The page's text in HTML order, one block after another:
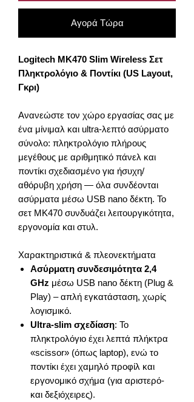
Αγορά Τώρα
Logitech MK470 Slim Wireless Σετ
Πληκτρολόγιο & Ποντίκι (US Layout,
Γκρι)
Ανανεώστε τον χώρο εργασίας σας με
ένα μίνιμαλ και ultra-λεπτό ασύρματο
σύνολο: πληκτρολόγιο πλήρους
μεγέθους με αριθμητικό πάνελ και
ποντίκι σχεδιασμένο για ήσυχη/
αθόρυβη χρήση — όλα συνδέονται
ασύρματα μέσω USB nano δέκτη. Το
σετ MK470 συνδυάζει λειτουργικότητα,
εργονομία και στυλ.
Χαρακτηριστικά & πλεονεκτήματα
Ασύρματη συνδεσιμότητα 2,4
GHz μέσω USB nano δέκτη (Plug &
Play) – απλή εγκατάσταση, χωρίς
λογισμικό.
Ultra-slim σχεδίαση: Το
πληκτρολόγιο έχει λεπτά πλήκτρα
«scissor» (όπως laptop), ενώ το
ποντίκι έχει χαμηλό προφίλ και
εργονομικό σχήμα (για αριστερό-
και δεξιόχειρες).